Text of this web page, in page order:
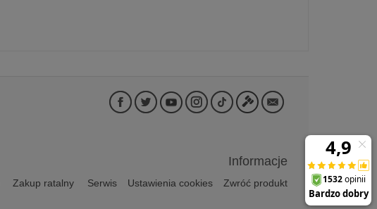
Informacje
Zakup ratalny Serwis Ustawienia cookies
Zwróć produkt